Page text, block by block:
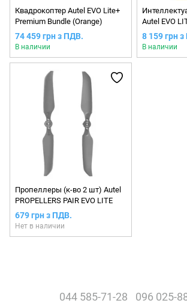
Квадрокоптер Autel EVO Lite+
Premium Bundle (Orange)
74 459 грн з ПДВ.
В наличии
Autel EVO
8 159 грн
В наличии
Пропеллеры (к-во 2 шт) Autel
PROPELLERS PAIR EVO LITE
679 грн з ПДВ.
Нет в наличии
044 585-71-28 096 025-